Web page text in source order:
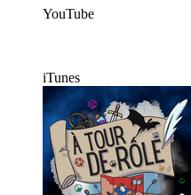
YouTube
iTunes